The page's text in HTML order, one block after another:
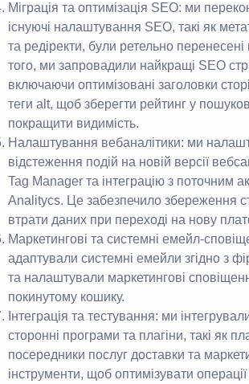
Міграція та оптимізація SEO: ми
існуючі налаштування SEO, такі як
та редіректи, були ретельно
того, ми запровадили найкращі SEO
включаючи оптимізовані заголовки
теги alt, щоб зберегти рейтинг у
покращити видимість.
Налаштування вебаналітики: ми
відстеження подій на новій версії
Tag Manager та інтеграцію з поточним
Analitycs. Це забезпечило збереження
втрати даних при переході на нову
Маркетингові та системні емейл-
адаптували системні емейли згідно з
та налаштували маркетингові
покинутому кошику.
Інтеграція та тестування: ми
сторонні програми та плагіни, такі як
посередники послуг доставки та
інструменти, щоб оптимізувати